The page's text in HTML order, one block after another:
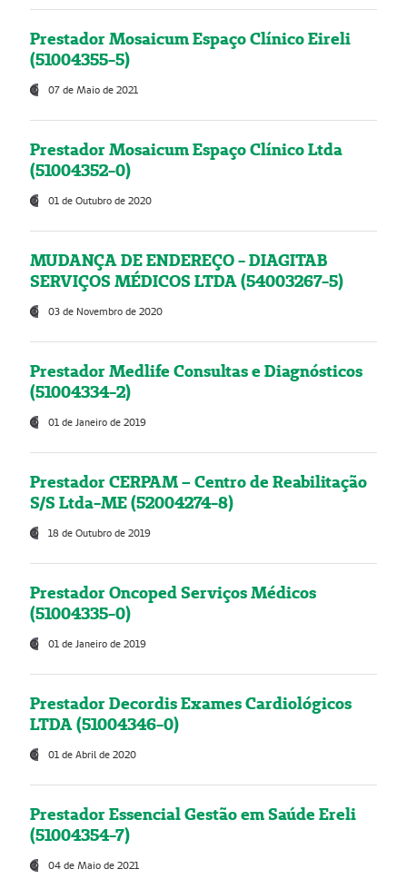
Prestador Mosaicum Espaço Clínico Eireli
(51004355-5)
07 de Maio de 2021
Prestador Mosaicum Espaço Clínico Ltda
(51004352-0)
01 de Outubro de 2020
MUDANÇA DE ENDEREÇO - DIAGITAB
SERVIÇOS MÉDICOS LTDA (54003267-5)
03 de Novembro de 2020
Prestador Medlife Consultas e Diagnósticos
(51004334-2)
01 de Janeiro de 2019
Prestador CERPAM – Centro de Reabilitação
S/S Ltda-ME (52004274-8)
18 de Outubro de 2019
Prestador Oncoped Serviços Médicos
(51004335-0)
01 de Janeiro de 2019
Prestador Decordis Exames Cardiológicos
LTDA (51004346-0)
01 de Abril de 2020
Prestador Essencial Gestão em Saúde Ereli
(51004354-7)
04 de Maio de 2021